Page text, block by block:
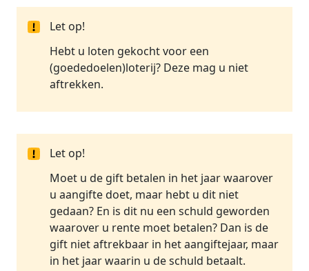
Let op!
Hebt u loten gekocht voor een
(goededoelen)loterij? Deze mag u niet
aftrekken.
Let op!
Moet u de gift betalen in het jaar waarover
u aangifte doet, maar hebt u dit niet
gedaan? En is dit nu een schuld geworden
waarover u rente moet betalen? Dan is de
gift niet aftrekbaar in het aangiftejaar, maar
in het jaar waarin u de schuld betaalt.